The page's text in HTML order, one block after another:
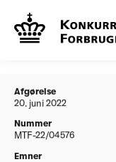
Afgørelser
Afgørelse
20. juni 2022
Nummer
MTF-22/04576
Emner